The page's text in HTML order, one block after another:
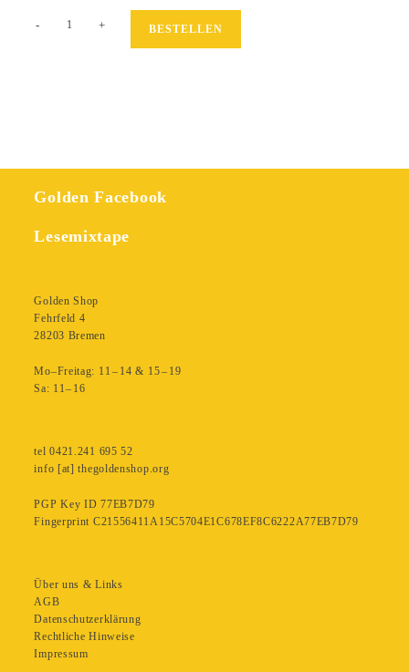
Wunderkind
- + BESTELLEN
Golden Facebook
Lesemixtape
Golden Shop
Fehrfeld 4
28203 Bremen
Mo–Freitag: 11 – 14 & 15 – 19
Sa: 11– 16
tel 0421.241 695 52
info [at] thegoldenshop.org
PGP Key ID 77EB7D79
Fingerprint C21556411A15C5704E1C678EF8C6222A77EB7D79
Über uns & Links
AGB
Datenschutzerklärung
Rechtliche Hinweise
Impressum